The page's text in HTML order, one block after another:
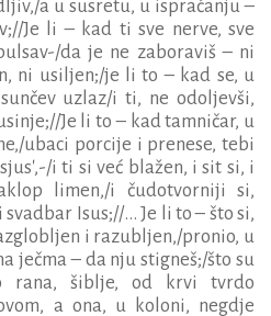
a u susretu, u ispraćanju –
Je li – kad ti sve nerve, sve
da je ne zaboraviš – ni
ni usiljen;/je li to – kad se, u
uzlaz/i ti, ne odoljevši,
Je li to – kad tamničar, u
ubaci porcije i prenese, tebi
i ti si već blažen, i sit si, i
limen,/i čudotvorniji si,
Isus;//... Je li to – što si,
i razubljen,/pronio, u
ječma – da nju stigneš;/što su
šiblje, od krvi tvrdo
a ona, u koloni, negdje